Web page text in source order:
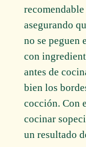
asegurando
no se peguen
con
antes de
bien los
cocción. Con
cocinar
un resultado